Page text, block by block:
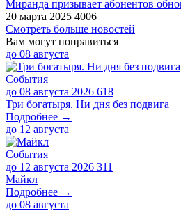
Миранда призывает абонентов
20 марта 2025 4006
Смотреть больше новостей
Вам могут понравиться
до 08 августа
События
до 08 августа 2026 618
Три богатыря. Ни дня без подвига
Подробнее →
до 12 августа
События
до 12 августа 2026 311
Майкл
Подробнее →
до 08 августа